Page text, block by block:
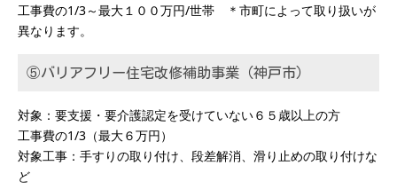
工事費の1/3～最大１００万円/世帯 ＊市町によって取り扱いが
異なります。
⑤バリアフリー住宅改修補助事業（神戸市）
対象：要支援・要介護認定を受けていない６５歳以上の方
工事費の1/3（最大６万円）
対象工事：手すりの取り付け、段差解消、滑り止めの取り付けな
ど